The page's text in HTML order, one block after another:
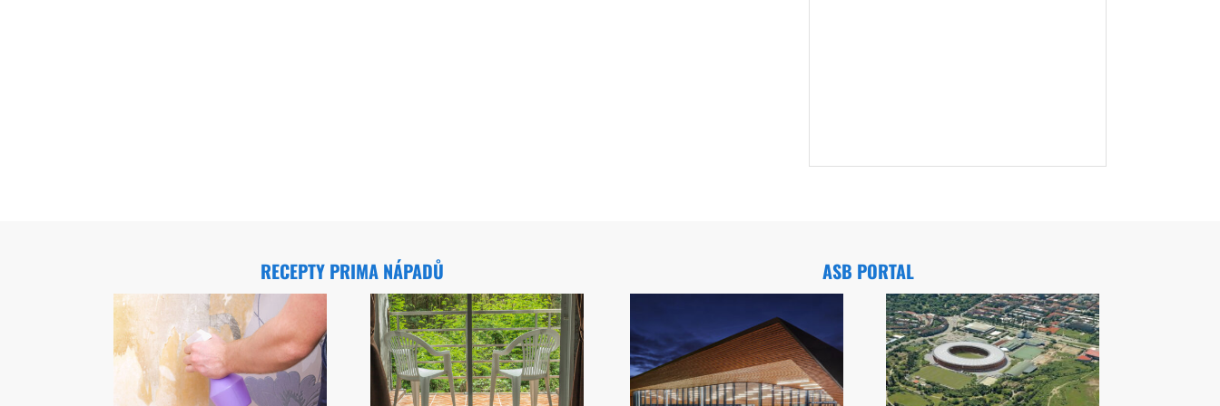
RECEPTY PRIMA NÁPADŮ ASB PORTAL